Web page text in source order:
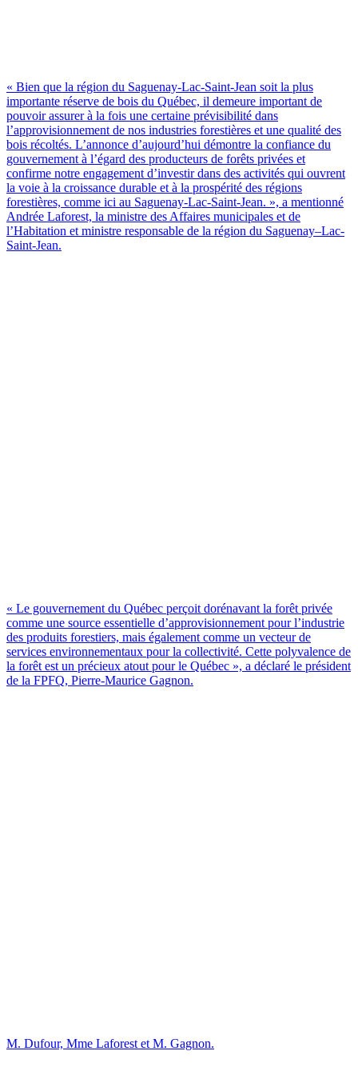
« Bien que la région du Saguenay-Lac-Saint-Jean soit la plus
importante réserve de bois du Québec, il demeure important de
pouvoir assurer à la fois une certaine prévisibilité dans
l’approvisionnement de nos industries forestières et une qualité des
bois récoltés. L’annonce d’aujourd’hui démontre la confiance du
gouvernement à l’égard des producteurs de forêts privées et
confirme notre engagement d’investir dans des activités qui ouvrent
la voie à la croissance durable et à la prospérité des régions
forestières, comme ici au Saguenay-Lac-Saint-Jean. », a mentionné
Andrée Laforest, la ministre des Affaires municipales et de
l’Habitation et ministre responsable de la région du Saguenay–Lac-
Saint-Jean.
« Le gouvernement du Québec perçoit dorénavant la forêt privée
comme une source essentielle d’approvisionnement pour l’industrie
des produits forestiers, mais également comme un vecteur de
services environnementaux pour la collectivité. Cette polyvalence de
la forêt est un précieux atout pour le Québec », a déclaré le président
de la FPFQ, Pierre-Maurice Gagnon.
M. Dufour, Mme Laforest et M. Gagnon.